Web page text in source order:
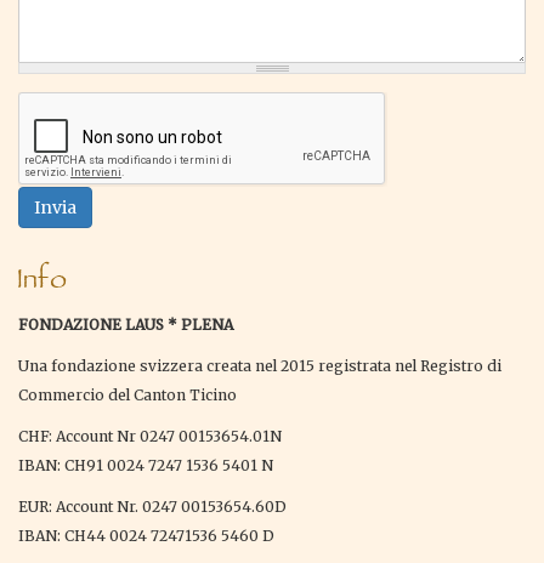
Invia
Info
FONDAZIONE LAUS * PLENA
Una fondazione svizzera creata nel 2015 registrata nel Registro di
Commercio del Canton Ticino
CHF: Account Nr 0247 00153654.01N
IBAN: CH91 0024 7247 1536 5401 N
EUR: Account Nr. 0247 00153654.60D
IBAN: CH44 0024 72471536 5460 D